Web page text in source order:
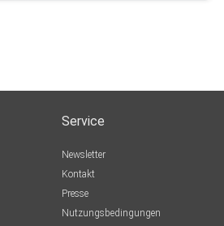
Service
Newsletter
Kontakt
Presse
Nutzungsbedingungen